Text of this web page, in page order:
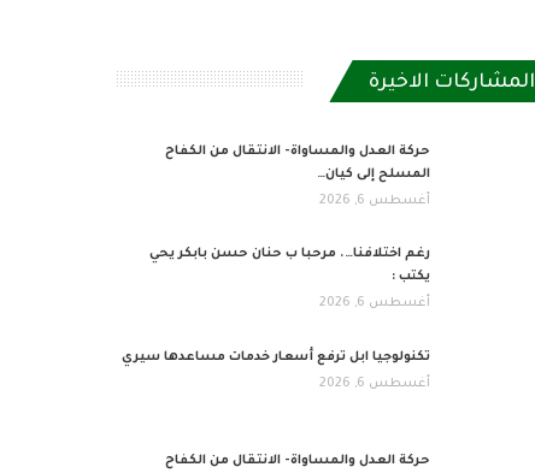
المشاركات الاخيرة
حركة العدل والمساواة- الانتقال من الكفاح
المسلح إلى كيان…
أغسطس 6, 2026
رغم اختلافنا…. مرحبا ب حنان حسن بابكر يحي
يكتب :
أغسطس 6, 2026
تكنولوجيا ابل ترفع أسعار خدمات مساعدها سيري
أغسطس 6, 2026
حركة العدل والمساواة- الانتقال من الكفاح